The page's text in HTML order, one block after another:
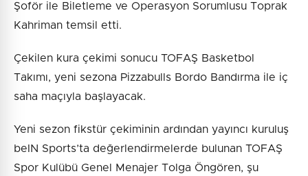
Şoför ile Biletleme ve Operasyon Sorumlusu Toprak
Kahriman temsil etti.
Çekilen kura çekimi sonucu TOFAŞ Basketbol
Takımı, yeni sezona Pizzabulls Bordo Bandırma ile iç
saha maçıyla başlayacak.
Yeni sezon fikstür çekiminin ardından yayıncı kuruluş
beIN Sports’ta değerlendirmelerde bulunan TOFAŞ
Spor Kulübü Genel Menajer Tolga Öngören, şu